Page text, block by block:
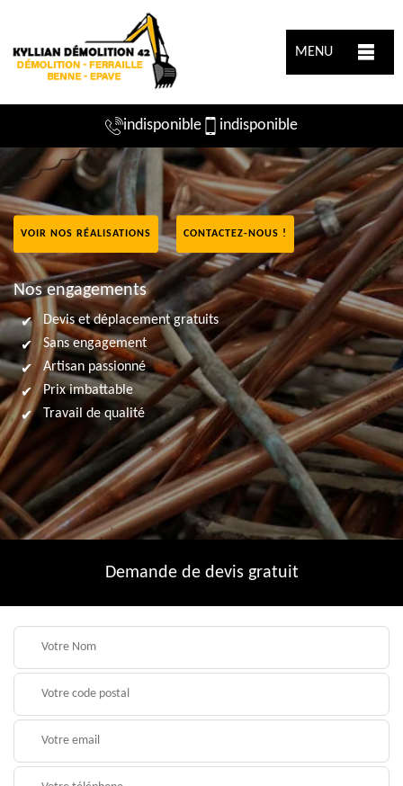
MENU
indisponible indisponible
VOIR NOS RÉALISATIONS CONTACTEZ-NOUS !
Nos engagements
Devis et déplacement gratuits
Sans engagement
Artisan passionné
Prix imbattable
Travail de qualité
Demande de devis gratuit